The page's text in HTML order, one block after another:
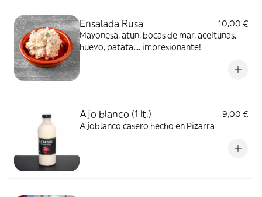
Ensalada Rusa
10,00 €
Mayonesa, atun, bocas de mar, aceitunas,
huevo, patata.... impresionante!
Ajo blanco (1 lt.)
9,00 €
Ajoblanco casero hecho en Pizarra